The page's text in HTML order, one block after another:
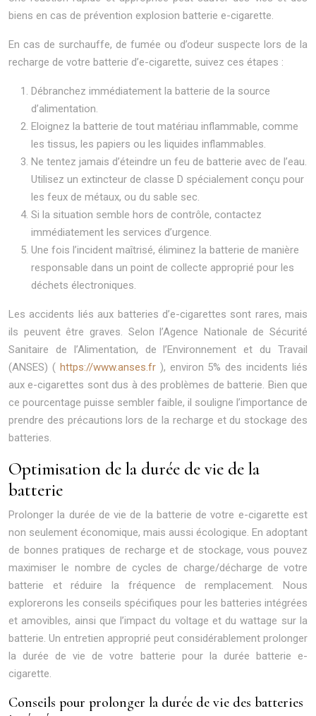
biens en cas de prévention explosion batterie e-cigarette.
En cas de surchauffe, de fumée ou d’odeur suspecte lors de la
recharge de votre batterie d’e-cigarette, suivez ces étapes :
Débranchez immédiatement la batterie de la source
d’alimentation.
Eloignez la batterie de tout matériau inflammable, comme
les tissus, les papiers ou les liquides inflammables.
Ne tentez jamais d’éteindre un feu de batterie avec de l’eau.
Utilisez un extincteur de classe D spécialement conçu pour
les feux de métaux, ou du sable sec.
Si la situation semble hors de contrôle, contactez
immédiatement les services d’urgence.
Une fois l’incident maîtrisé, éliminez la batterie de manière
responsable dans un point de collecte approprié pour les
déchets électroniques.
Les accidents liés aux batteries d’e-cigarettes sont rares, mais
ils peuvent être graves. Selon l’Agence Nationale de Sécurité
Sanitaire de l’Alimentation, de l’Environnement et du Travail
(ANSES) ( https://www.anses.fr ), environ 5% des incidents liés
aux e-cigarettes sont dus à des problèmes de batterie. Bien que
ce pourcentage puisse sembler faible, il souligne l’importance de
prendre des précautions lors de la recharge et du stockage des
batteries.
Optimisation de la durée de vie de la
batterie
Prolonger la durée de vie de la batterie de votre e-cigarette est
non seulement économique, mais aussi écologique. En adoptant
de bonnes pratiques de recharge et de stockage, vous pouvez
maximiser le nombre de cycles de charge/décharge de votre
batterie et réduire la fréquence de remplacement. Nous
explorerons les conseils spécifiques pour les batteries intégrées
et amovibles, ainsi que l’impact du voltage et du wattage sur la
batterie. Un entretien approprié peut considérablement prolonger
la durée de vie de votre batterie pour la durée batterie e-
cigarette.
Conseils pour prolonger la durée de vie des batteries